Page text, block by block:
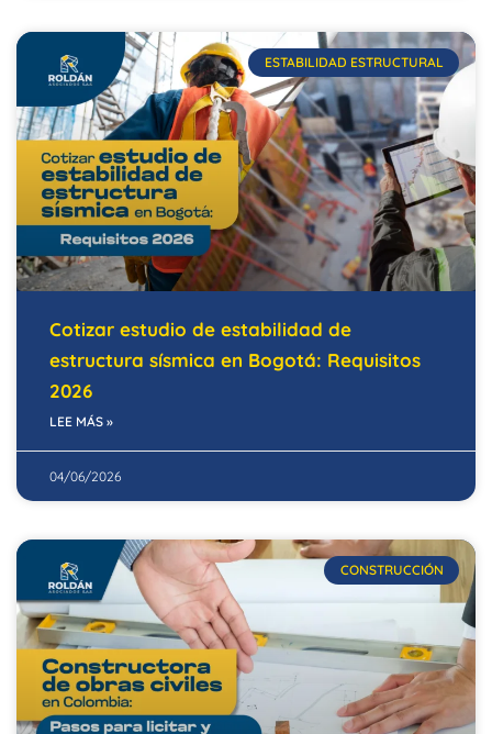
ESTABILIDAD ESTRUCTURAL
Cotizar estudio de estabilidad de
estructura sísmica en Bogotá: Requisitos
2026
LEE MÁS »
04/06/2026
CONSTRUCCIÓN